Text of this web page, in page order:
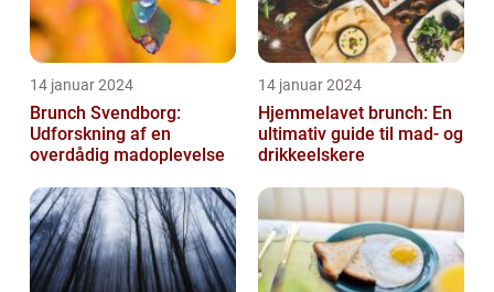
14 januar 2024
Brunch Svendborg:
Udforskning af en
overdådig madoplevelse
14 januar 2024
Hjemmelavet brunch: En
ultimativ guide til mad- og
drikkeelskere